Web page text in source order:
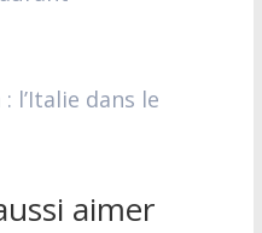
l’Italie dans le
aimer